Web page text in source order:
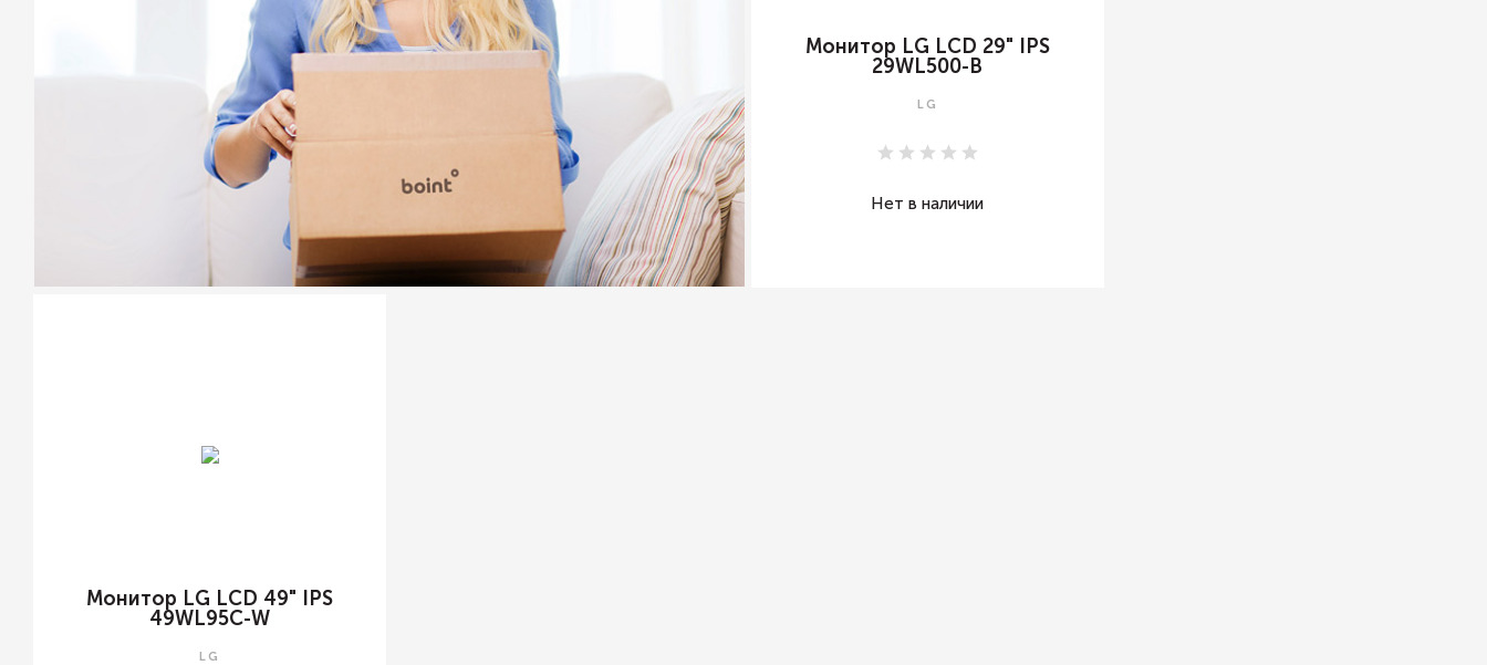
Монитор LG LCD 29" IPS
29WL500-B
LG
Нет в наличии
Монитор LG LCD 49" IPS
49WL95C-W
LG